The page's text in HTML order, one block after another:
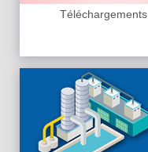
Téléchargements